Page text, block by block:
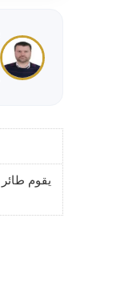
يقوم طائر